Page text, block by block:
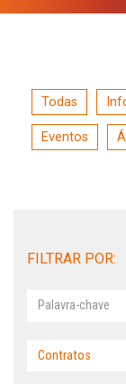
INCLUSÃO E
NOSSA EQUIPE
PROFISSIONAIS
Localização
Todas
Eventos
FILTRAR POR: